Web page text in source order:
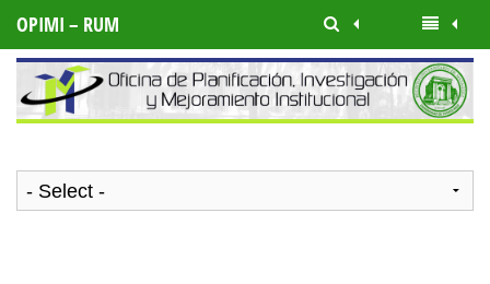
OPIMI – RUM